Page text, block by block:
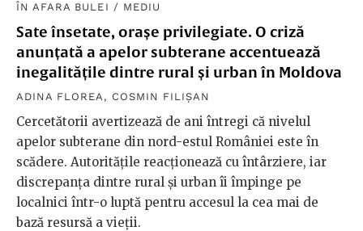
ÎN AFARA BULEI / MEDIU
Sate însetate, orașe privilegiate. O criză
anunțată a apelor subterane accentuează
inegalitățile dintre rural și urban în Moldova
ADINA FLOREA , COSMIN FILIȘAN
Cercetătorii avertizează de ani întregi că nivelul
apelor subterane din nord-estul României este în
scădere. Autoritățile reacționează cu întârziere, iar
discrepanța dintre rural și urban îi împinge pe
localnici într-o luptă pentru accesul la cea mai de
bază resursă a vieții.